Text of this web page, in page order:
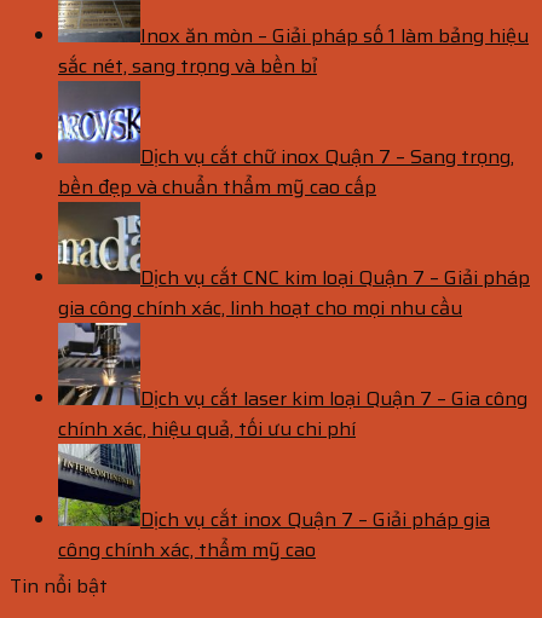
Inox ăn mòn – Giải pháp số 1 làm bảng hiệu
sắc nét, sang trọng và bền bỉ
Dịch vụ cắt chữ inox Quận 7 – Sang trọng,
bền đẹp và chuẩn thẩm mỹ cao cấp
Dịch vụ cắt CNC kim loại Quận 7 – Giải pháp
gia công chính xác, linh hoạt cho mọi nhu cầu
Dịch vụ cắt laser kim loại Quận 7 – Gia công
chính xác, hiệu quả, tối ưu chi phí
Dịch vụ cắt inox Quận 7 – Giải pháp gia
công chính xác, thẩm mỹ cao
Tin nổi bật